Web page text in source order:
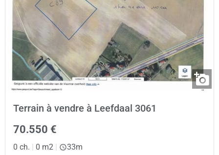
Terrain à vendre à Leefdaal 3061
70.550 €
0 ch. | 0 m2 | 33m